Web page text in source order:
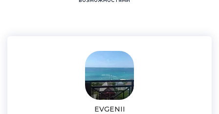
EVGENII